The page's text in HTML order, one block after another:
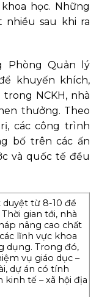
học. Những
nhiều sau khi ra
Phòng Quản lý
khuyến khích,
NCKH, nhà
thưởng. Theo
các công trình
bố trên các ấn
và quốc tế đều
từ 8-10 đề
gian tới, nhà
nâng cao chất
lĩnh vực khoa
dụng. Trong đó,
vụ giáo dục –
dự án có tính
tế – xã hội địa